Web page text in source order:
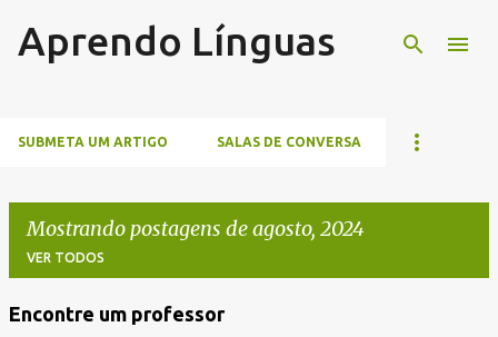
Pular para o conteúdo principal
Aprendo Línguas
SUBMETA UM ARTIGO SALAS DE CONVERSA
Mostrando postagens de agosto, 2024
VER TODOS
Encontre um professor